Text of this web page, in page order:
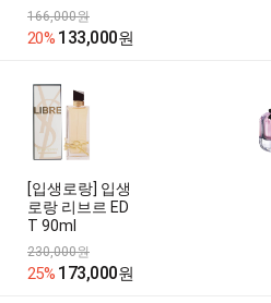
166,000원
20% 133,000원
[입생로랑] 입생
로랑 리브르 ED
T 90ml
230,000원
25% 173,000원